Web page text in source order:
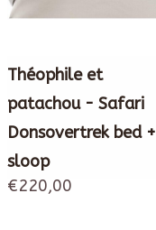
Théophile et
patachou - Safari
Donsovertrek bed +
sloop
€220,00